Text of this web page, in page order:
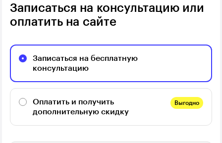
Записаться на консультацию или
оплатить на сайте
Записаться на бесплатную
консультацию
Оплатить и получить
дополнительную скидку
Выгодно